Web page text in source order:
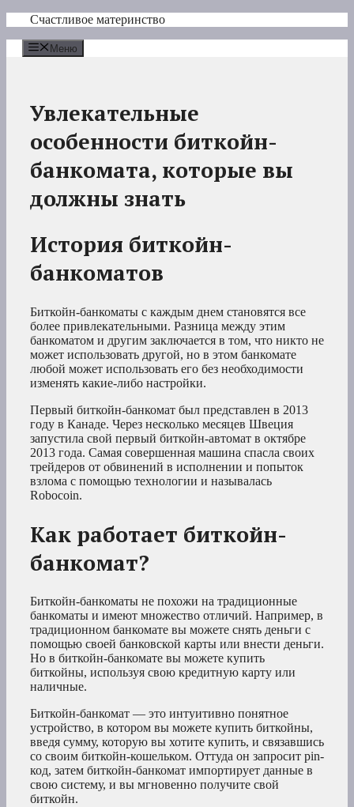
Перейти
содержимому
Счастливое материнство
Меню
Увлекательные
особенности биткойн-
банкомата, которые вы
должны знать
История биткойн-
банкоматов
Биткойн-банкоматы с каждым днем становятся все
более привлекательными. Разница между этим
банкоматом и другим заключается в том, что никто не
может использовать другой, но в этом банкомате
любой может использовать его без необходимости
изменять какие-либо настройки.
Первый биткойн-банкомат был представлен в 2013
году в Канаде. Через несколько месяцев Швеция
запустила свой первый биткойн-автомат в октябре
2013 года. Самая совершенная машина спасла своих
трейдеров от обвинений в исполнении и попыток
взлома с помощью технологии и называлась
Robocoin.
Как работает биткойн-
банкомат?
Биткойн-банкоматы не похожи на традиционные
банкоматы и имеют множество отличий. Например, в
традиционном банкомате вы можете снять деньги с
помощью своей банковской карты или внести деньги.
Но в биткойн-банкомате вы можете купить
биткойны, используя свою кредитную карту или
наличные.
Биткойн-банкомат — это интуитивно понятное
устройство, в котором вы можете купить биткойны,
введя сумму, которую вы хотите купить, и связавшись
со своим биткойн-кошельком. Оттуда он запросит pin-
код, затем биткойн-банкомат импортирует данные в
свою систему, и вы мгновенно получите свой
биткойн.